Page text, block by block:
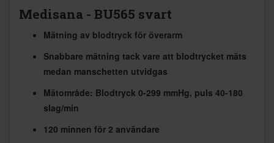
Medisana - BU565 svart
Mätning av blodtryck för överarm
Snabbare mätning tack vare att blodtrycket mäts
medan manschetten utvidgas
Mätområde: Blodtryck 0-299 mmHg, puls 40-180
slag/min
120 minnen för 2 användare